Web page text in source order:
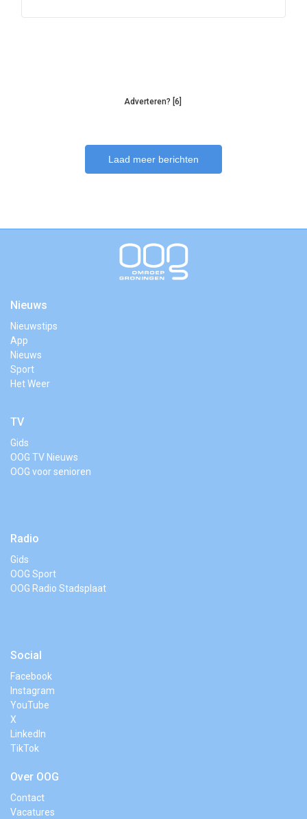
Adverteren? [6]
Laad meer berichten
Nieuws
Nieuwstips
App
Nieuws
Sport
Het Weer
TV
Gids
OOG TV Nieuws
OOG voor senioren
Radio
Gids
OOG Sport
OOG Radio Stadsplaat
Social
Facebook
Instagram
YouTube
X
LinkedIn
TikTok
Over OOG
Contact
Vacatures